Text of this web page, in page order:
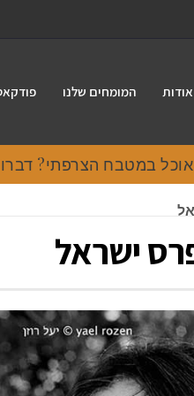
אודות המומחים שלנו
במטבח הצרפתי? דברו איתי
ישראל